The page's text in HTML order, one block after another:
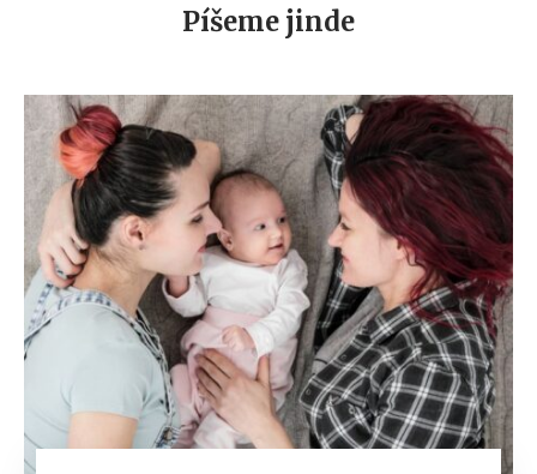
Píšeme jinde